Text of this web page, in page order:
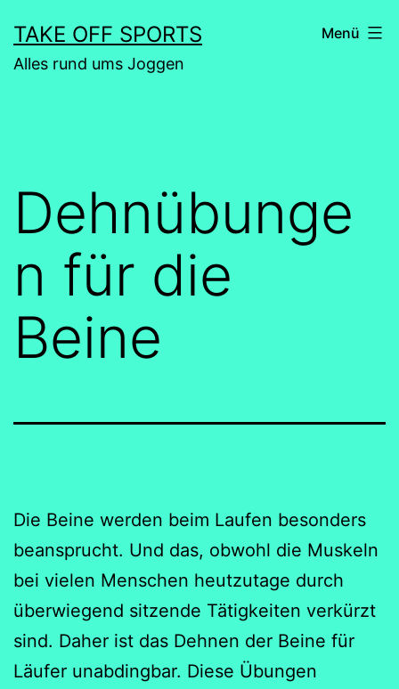
Inhalt
springen
TAKE OFF SPORTS
Alles rund ums Joggen
Menü
Dehnübunge
n für die
Beine
Die Beine werden beim Laufen besonders
beansprucht. Und das, obwohl die Muskeln
bei vielen Menschen heutzutage durch
überwiegend sitzende Tätigkeiten verkürzt
sind. Daher ist das Dehnen der Beine für
Läufer unabdingbar. Diese Übungen